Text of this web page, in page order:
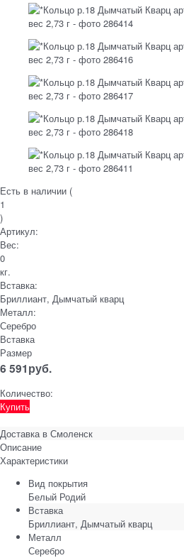
Есть в наличии (
1
)
Артикул:
Вес:
0
кг.
Вставка:
Бриллиант, Дымчатый кварц
Металл:
Серебро
Вставка
Размер
6 591руб.
Количество:
Купить
Доставка в Смоленск
Описание
Характеристики
Вид покрытия
Белый Родий
Вставка
Бриллиант, Дымчатый кварц
Металл
Серебро